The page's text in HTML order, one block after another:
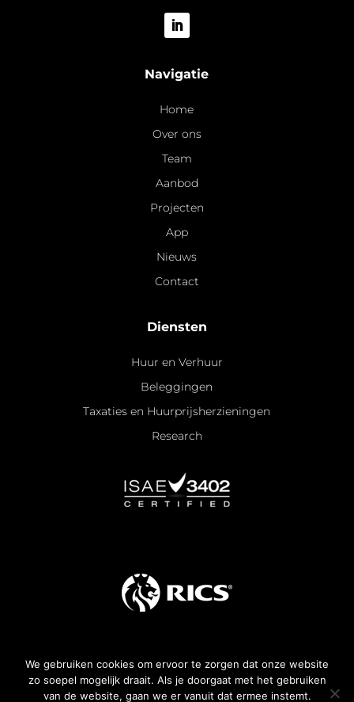
Navigatie
Home
Over ons
Team
Aanbod
Projecten
App
Nieuws
Contact
Diensten
Huur en Verhuur
Beleggingen
Taxaties en Huurprijsherzieningen
Research
Algemene voorwaarden
We gebruiken cookies om ervoor te zorgen dat onze website
zo soepel mogelijk draait. Als je doorgaat met het gebruiken
van de website, gaan we er vanuit dat ermee instemt.